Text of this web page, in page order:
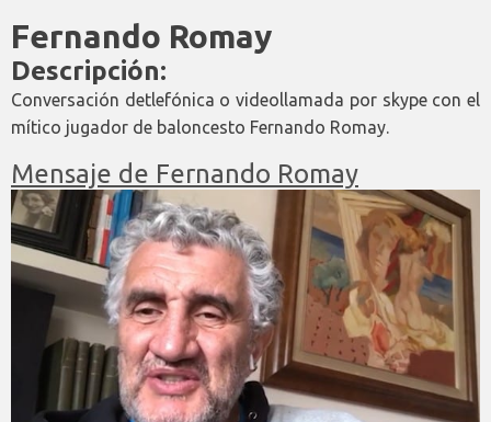
Fernando Romay
Descripción:
Conversación detlefónica o videollamada por skype con el
mítico jugador de baloncesto Fernando Romay.
Mensaje de Fernando Romay